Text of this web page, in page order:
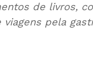
de livros,
pela